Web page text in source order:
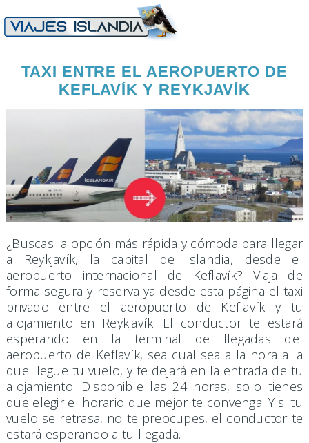
TAXI ENTRE EL AEROPUERTO DE
KEFLAVÍK Y REYKJAVÍK
¿Buscas la opción más rápida y cómoda para llegar
a Reykjavík, la capital de Islandia, desde el
aeropuerto internacional de Keflavík? Viaja de
forma segura y reserva ya desde esta página el taxi
privado entre el aeropuerto de Keflavík y tu
alojamiento en Reykjavík. El conductor te estará
esperando en la terminal de llegadas del
aeropuerto de Keflavík, sea cual sea a la hora a la
que llegue tu vuelo, y te dejará en la entrada de tu
alojamiento. Disponible las 24 horas, solo tienes
que elegir el horario que mejor te convenga. Y si tu
vuelo se retrasa, no te preocupes, el conductor te
estará esperando a tu llegada.